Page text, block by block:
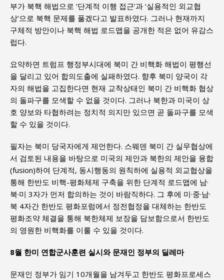
부가 북핵 해법으로 ‘단계적 이행 접근’과 ‘실용적인 외교협
상’으로 북핵 문제를 풀겠다고 발표하였다. 그러나 현재까지
구체적 방안이나 북핵 해법 로드맵을 공개한 적은 없어 유감스
럽다.
요약하면 트럼프 행정부시대에 북미 간 비핵화 해법이 평행선
을 달리고 있어 합의도출에 실패하였다. 향후 북미 양국이 각
자의 해법을 고집한다면 현재 교착상태인 북미 간 비핵화 협상
의 돌파구를 모색할 수 없을 것이다. 그러나 북한과 미국이 상
호 양보와 타협하려는 정치적 의지만 있으면 곧 돌파구를 모색
할 수 있을 것이다.
필자는 북미 당국자에게 제언한다. 스웨덴 북미 간 실무협상에
서 검토된 내용을 바탕으로 미국의 제안과 북한의 제안을 융합
(fusion)하여 단계적, 동시행동의 원칙하에 실용적 외교협상을
통해 한반도 비핵-평화체제 구축을 위한 단계적 로드맵에 남·
북·미 3자가 먼저 합의하는 것이 바람직하다. 그 후에 미·중·남·
북 4자간 한반도 평화포럼에서 정전협정을 대체하는 한반도
평화조약 체결을 통해 북한체제 보장을 담보함으로서 한반도
의 영원한 비핵화를 이룰 수 있을 것이다.
8월 한미 연합군사훈련 실시와 문재인 정부의 딜레마
문재인 정부가 임기 10개월을 남겨두고 한반도 평화프로세스